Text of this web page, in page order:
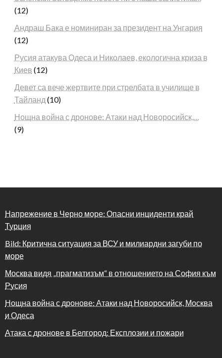
(12)
Андраш Бака е номиниран за президент на Унгария
(12)
Русия атакува Одеса и Николаев, екологична криза в
Киев (12)
Девет са вече жертвите при стрелбата в училище в
Тайланд (10)
Нощна война с дронове: Атаки над Новоросийск,…
(9)
Напрежение в Черно море: Опасни инциденти край
Турция
Bild: Критична ситуация за ВСУ и милиардни загуби по
море
Москва видя „прагматизъм“ в отношението на София към
Русия
Нощна война с дронове: Атаки над Новоросийск, Москва
и Одеса
Атака с дронове в Белгород: Експлозии и пожари